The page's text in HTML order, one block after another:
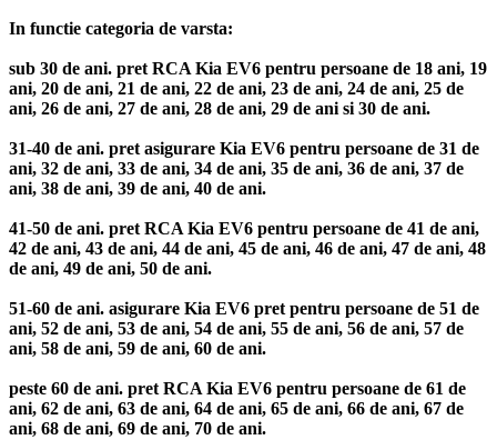
In functie categoria de varsta:
sub 30 de ani. pret RCA Kia EV6 pentru persoane de 18 ani, 19
ani, 20 de ani, 21 de ani, 22 de ani, 23 de ani, 24 de ani, 25 de
ani, 26 de ani, 27 de ani, 28 de ani, 29 de ani si 30 de ani.
31-40 de ani. pret asigurare Kia EV6 pentru persoane de 31 de
ani, 32 de ani, 33 de ani, 34 de ani, 35 de ani, 36 de ani, 37 de
ani, 38 de ani, 39 de ani, 40 de ani.
41-50 de ani. pret RCA Kia EV6 pentru persoane de 41 de ani,
42 de ani, 43 de ani, 44 de ani, 45 de ani, 46 de ani, 47 de ani, 48
de ani, 49 de ani, 50 de ani.
51-60 de ani. asigurare Kia EV6 pret pentru persoane de 51 de
ani, 52 de ani, 53 de ani, 54 de ani, 55 de ani, 56 de ani, 57 de
ani, 58 de ani, 59 de ani, 60 de ani.
peste 60 de ani. pret RCA Kia EV6 pentru persoane de 61 de
ani, 62 de ani, 63 de ani, 64 de ani, 65 de ani, 66 de ani, 67 de
ani, 68 de ani, 69 de ani, 70 de ani.